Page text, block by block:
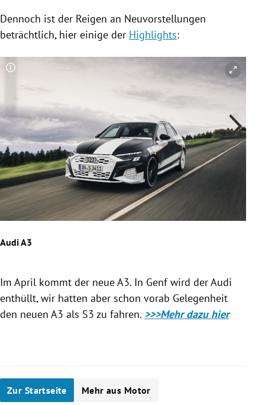
Dennoch ist der Reigen an Neuvorstellungen
beträchtlich, hier einige der Highlights:
Copyright-Hinweis öffnen/schließen
Audi A3
Im April kommt der neue A3. In Genf wird der Audi
enthüllt, wir hatten aber schon vorab Gelegenheit
den neuen A3 als S3 zu fahren. >>>Mehr dazu hier
Zur Startseite Mehr aus Motor